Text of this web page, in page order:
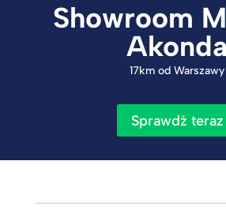
Showroom
Akonda
17km od Warszawy
Sprawdź teraz